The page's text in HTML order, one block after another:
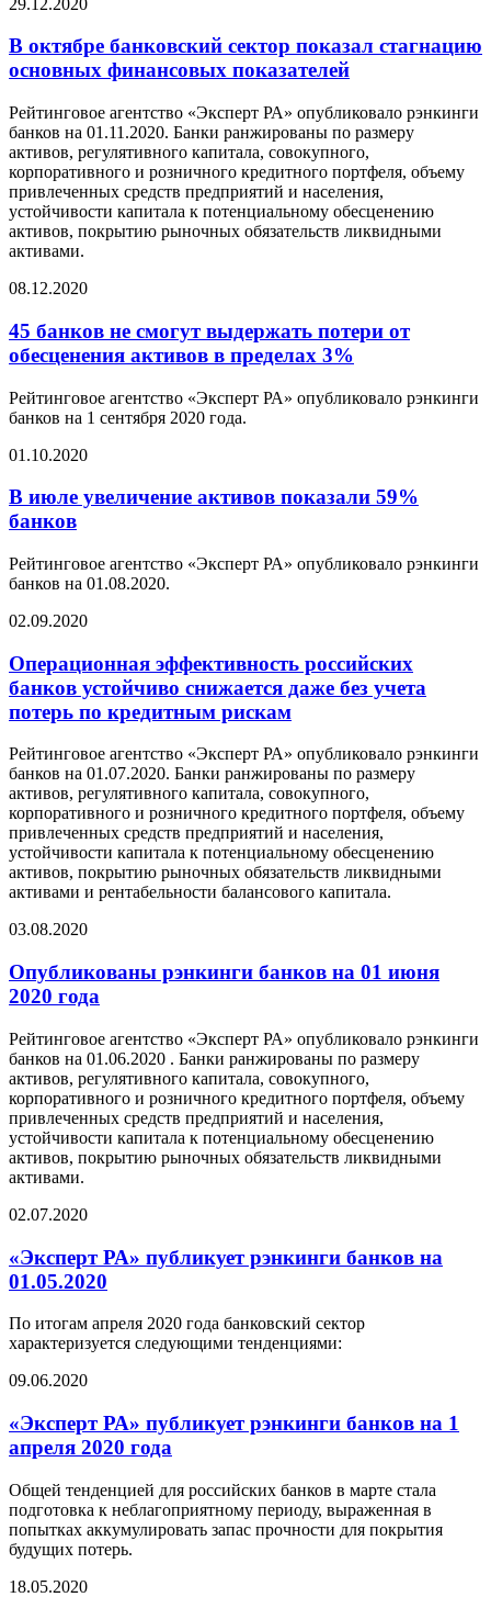
В октябре банковский сектор показал стагнацию
основных финансовых показателей
Рейтинговое агентство «Эксперт РА» опубликовало рэнкинги
банков на 01.11.2020. Банки ранжированы по размеру
активов, регулятивного капитала, совокупного,
корпоративного и розничного кредитного портфеля, объему
привлеченных средств предприятий и населения,
устойчивости капитала к потенциальному обесценению
активов, покрытию рыночных обязательств ликвидными
активами.
08.12.2020
45 банков не смогут выдержать потери от
обесценения активов в пределах 3%
Рейтинговое агентство «Эксперт РА» опубликовало рэнкинги
банков на 1 сентября 2020 года.
01.10.2020
В июле увеличение активов показали 59%
банков
Рейтинговое агентство «Эксперт РА» опубликовало рэнкинги
банков на 01.08.2020.
02.09.2020
Операционная эффективность российских
банков устойчиво снижается даже без учета
потерь по кредитным рискам
Рейтинговое агентство «Эксперт РА» опубликовало рэнкинги
банков на 01.07.2020. Банки ранжированы по размеру
активов, регулятивного капитала, совокупного,
корпоративного и розничного кредитного портфеля, объему
привлеченных средств предприятий и населения,
устойчивости капитала к потенциальному обесценению
активов, покрытию рыночных обязательств ликвидными
активами и рентабельности балансового капитала.
03.08.2020
Опубликованы рэнкинги банков на 01 июня
2020 года
Рейтинговое агентство «Эксперт РА» опубликовало рэнкинги
банков на 01.06.2020 . Банки ранжированы по размеру
активов, регулятивного капитала, совокупного,
корпоративного и розничного кредитного портфеля, объему
привлеченных средств предприятий и населения,
устойчивости капитала к потенциальному обесценению
активов, покрытию рыночных обязательств ликвидными
активами.
02.07.2020
«Эксперт РА» публикует рэнкинги банков на
01.05.2020
По итогам апреля 2020 года банковский сектор
характеризуется следующими тенденциями:
09.06.2020
«Эксперт РА» публикует рэнкинги банков на 1
апреля 2020 года
Общей тенденцией для российских банков в марте стала
подготовка к неблагоприятному периоду, выраженная в
попытках аккумулировать запас прочности для покрытия
будущих потерь.
18.05.2020